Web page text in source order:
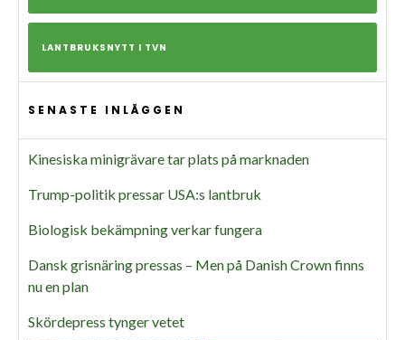
LANTBRUKSNYTT I TVN
SENASTE INLÄGGEN
Kinesiska minigrävare tar plats på marknaden
Trump-politik pressar USA:s lantbruk
Biologisk bekämpning verkar fungera
Dansk grisnäring pressas – Men på Danish Crown finns
nu en plan
Skördepress tynger vetet